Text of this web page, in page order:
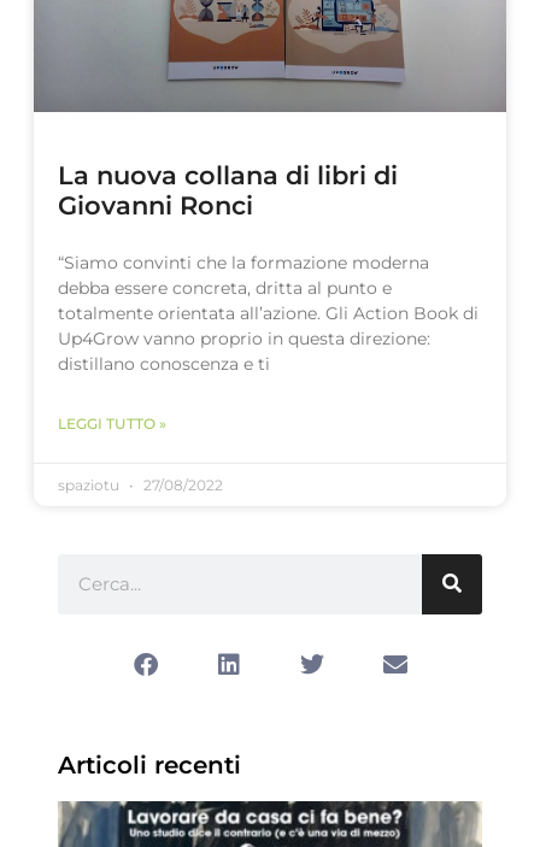
La nuova collana di libri di
Giovanni Ronci
“Siamo convinti che la formazione moderna
debba essere concreta, dritta al punto e
totalmente orientata all’azione. Gli Action Book di
Up4Grow vanno proprio in questa direzione:
distillano conoscenza e ti
LEGGI TUTTO »
spaziotu 27/08/2022
Articoli recenti